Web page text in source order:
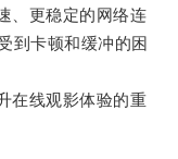
更稳定的网络连
到卡顿和缓冲的困
线观影体验的重